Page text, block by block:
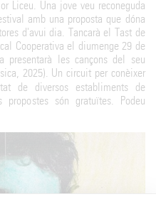
Liceu. Una jove veu reconeguda
amb una proposta que dóna
d'avui dia. Tancarà el Tast de
Cooperativa el diumenge 29 de
les cançons del seu
2025). Un circuit per conèixer
de diversos establiments de
són gratuïtes. Podeu